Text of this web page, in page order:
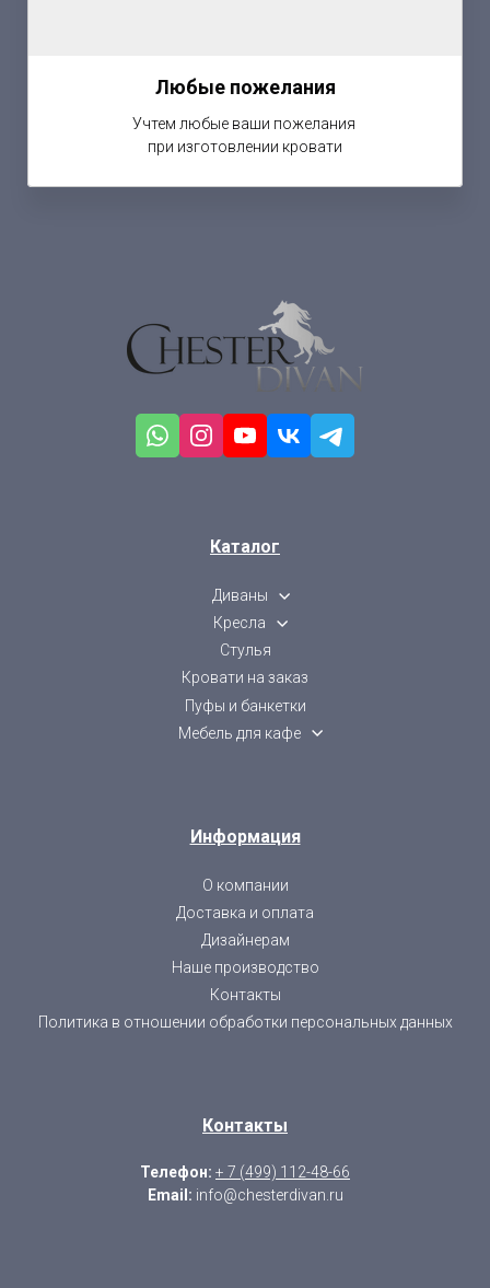
Любые пожелания
Учтем любые ваши пожелания
при изготовлении кровати
Каталог
Диваны
Кресла
Стулья
Кровати на заказ
Пуфы и банкетки
Мебель для кафе
Информация
О компании
Доставка и оплата
Дизайнерам
Наше производство
Контакты
Политика в отношении обработки персональных данных
Контакты
Телефон: + 7 (499) 112-48-66
Email: info@chesterdivan.ru